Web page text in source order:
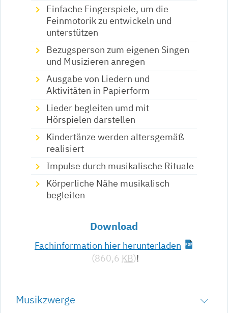
Einfache Fingerspiele, um die
Feinmotorik zu entwickeln und
unterstützen
Bezugsperson zum eigenen Singen
und Musizieren anregen
Ausgabe von Liedern und
Aktivitäten in Papierform
Lieder begleiten umd mit
Hörspielen darstellen
Kindertänze werden altersgemäß
realisiert
Impulse durch musikalische Rituale
Körperliche Nähe musikalisch
begleiten
Download
Fachinformation hier herunterladen
(860,6 KB)!
Musikzwerge